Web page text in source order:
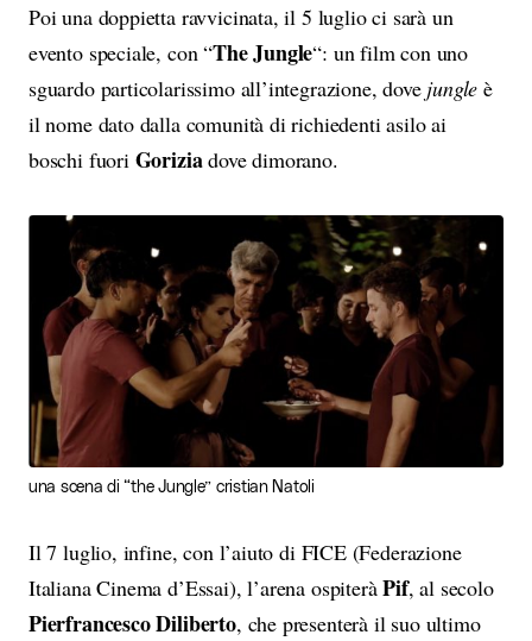
Poi una doppietta ravvicinata, il 5 luglio ci sarà un
evento speciale, con “The Jungle“: un film con uno
sguardo particolarissimo all’integrazione, dove jungle è
il nome dato dalla comunità di richiedenti asilo ai
boschi fuori Goriziadove dimorano.
una scena di “the Jungle” cristian Natoli
Il 7 luglio, infine, con l’aiuto di FICE (Federazione
Italiana Cinema d’Essai), l’arena ospiteràPif, al secolo
Pierfrancesco Diliberto, che presenterà il suo ultimo